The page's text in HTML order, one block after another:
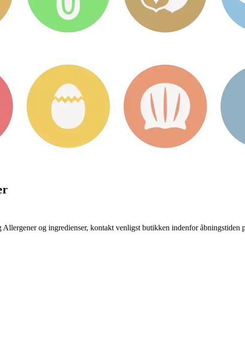
Allergener og ingredienser, kontakt venligst butikken indenfor åbningstiden